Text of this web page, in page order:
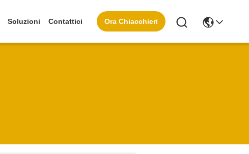
Soluzioni Contattici Ora Chiacchieri